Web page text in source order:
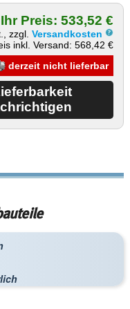
Ihr Preis: 533,52 €
zzgl.Versandkosten
inkl. Versand: 568,42 €
derzeit nicht lieferbar